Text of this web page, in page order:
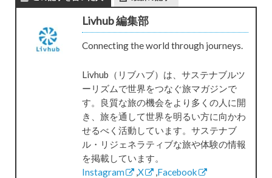
Livhub 編集部
Connecting the world through journeys.
Livhub（リブハブ）は、サステナブルツ
ーリズムで世界をつなぐ旅マガジンで
す。良質な旅の機会をより多くの人に開
き、旅を通して世界を明るい方に向かわ
せるべく活動しています。サステナブ
ル・リジェネラティブな旅や体験の情報
を掲載しています。
Instagram
X Facebook